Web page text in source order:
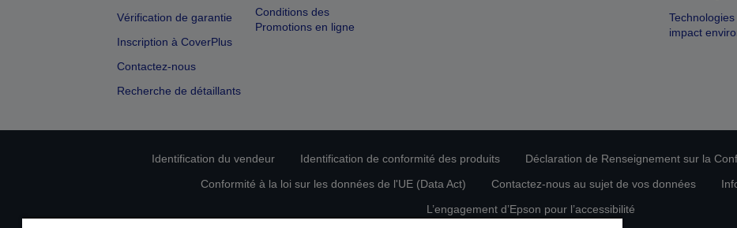
Vérification de garantie
Inscription à CoverPlus
Contactez-nous
Recherche de détaillants
Conditions des
Promotions en ligne
impact
Identification du vendeur Identification de conformité des produits Déclaration de Renseignement sur la
Conformité à la loi sur les données de l'UE (Data Act)
Contactez-nous au sujet de vos données
L’engagement d’Epson pour l’accessibilité